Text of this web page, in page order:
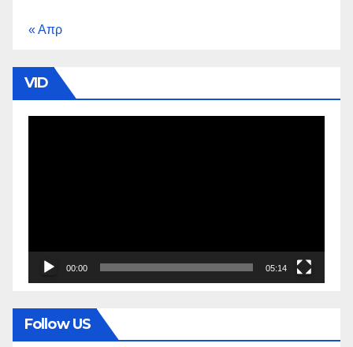
« Απρ
VID
00:00 05:14
Follow US